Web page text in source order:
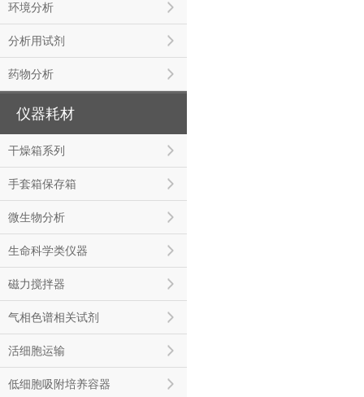
环境分析
分析用试剂
药物分析
仪器耗材
干燥箱系列
手套箱保存箱
微生物分析
生命科学类仪器
磁力搅拌器
气相色谱相关试剂
活细胞运输
低细胞吸附培养容器